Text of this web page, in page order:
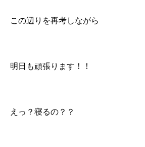
この辺りを再考しながら
明日も頑張ります！！
えっ？寝るの？？